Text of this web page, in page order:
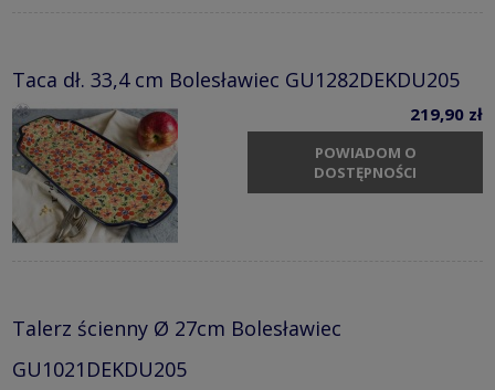
Taca dł. 33,4 cm Bolesławiec GU1282DEKDU205
219,90 zł
POWIADOM O
DOSTĘPNOŚCI
Talerz ścienny Ø 27cm Bolesławiec
GU1021DEKDU205